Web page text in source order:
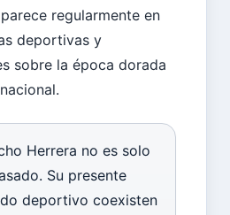
regularmente en
deportivas y
sobre la época dorada
Herrera no es solo
Su presente
deportivo coexisten